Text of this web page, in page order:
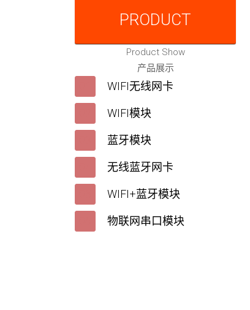
PRODUCT
Product Show
产品展示
WIFI无线网卡
WIFI模块
蓝牙模块
无线蓝牙网卡
WIFI+蓝牙模块
物联网串口模块